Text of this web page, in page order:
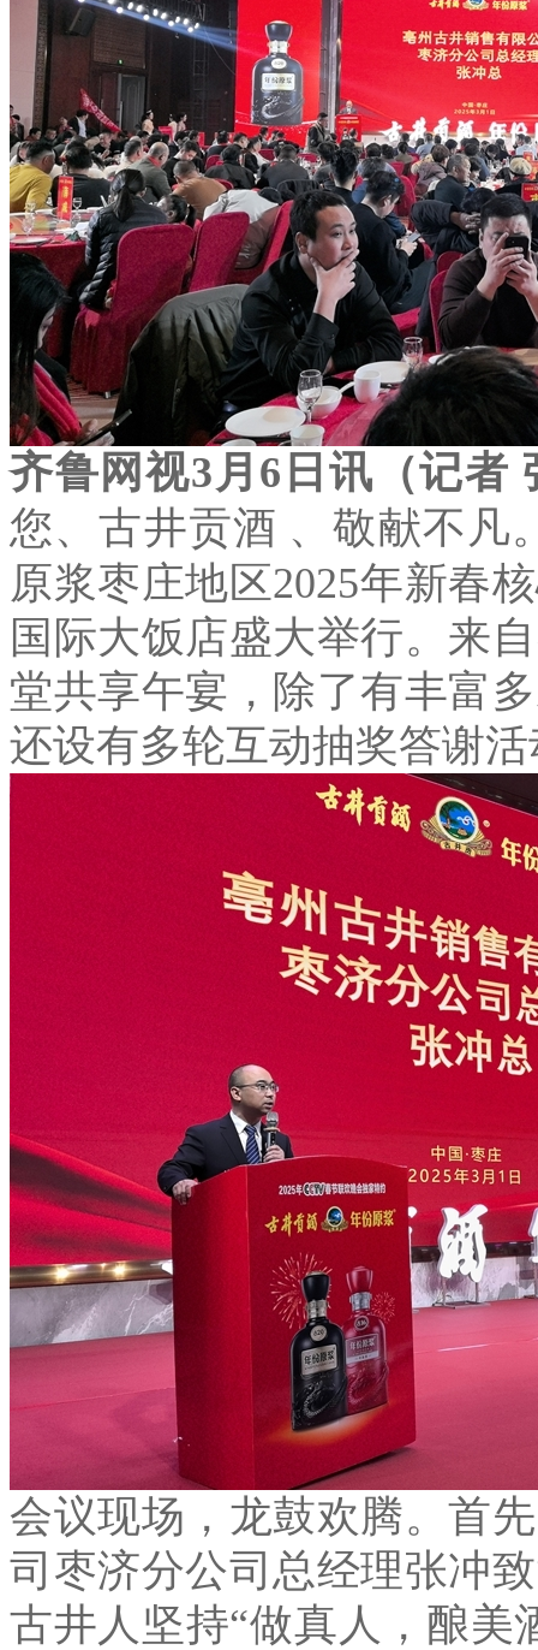
齐鲁网视3月6日讯（记者
您、古井贡酒 、敬献不凡
原浆枣庄地区2025年新春
国际大饭店盛大举行。来
堂共享午宴，除了有丰富
还设有多轮互动抽奖答谢
会议现场，龙鼓欢腾。首
司枣济分公司总经理张冲
古井人坚持“做真人，酿美